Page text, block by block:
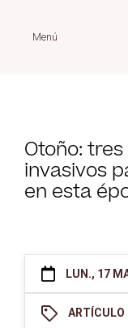
Menú
Otoño:
invasivos
en esta
LUN., 17
ARTÍCULO